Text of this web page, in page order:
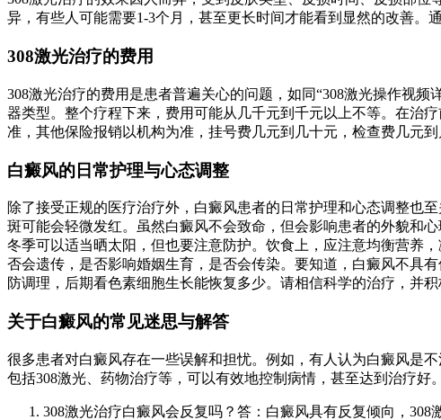
异，有些人可能需要1-3个月，甚至更长时间才能看到显然的改善。
308激光治疗的费用
308激光治疗的费用是患者普遍关心的问题，如同“308激光操作视
器类型。整个疗程下来，费用可能从几千元到千元以上不等。在治
准，其他保险报销以机构为准，挂号费几元到几十元，检查费几元
白癜风的日常护理与心态调整
除了接受正规的医疗治疗外，白癜风患者的日常护理和心态调整也
斑可能会轻微发红。虽然白癜风不会致命，但会影响患者的外貌和
冬季可以适当晒太阳，但也要注意防护。饮食上，应注意均衡营养
否会遗传，是否影响婚姻生育，是否会传染。要知道，白癜风不具
防调理，后期看色素细胞生长能恢复多少。请相信科学的治疗，并积
关于白癜风的常见迷思与解答
很多患者对白癜风存在一些误解和担忧。例如，有人认为白癜风是
包括308激光、药物治疗等，可以有效地控制病情，甚至达到治疗
308激光治疗白癜风会反复吗？答：白癜风具有反复倾向，